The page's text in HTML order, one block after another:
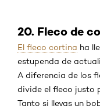
20. Fleco de
El fleco cortina ha
estupenda de
A diferencia de los
divide el fleco justo
Tanto si llevas un